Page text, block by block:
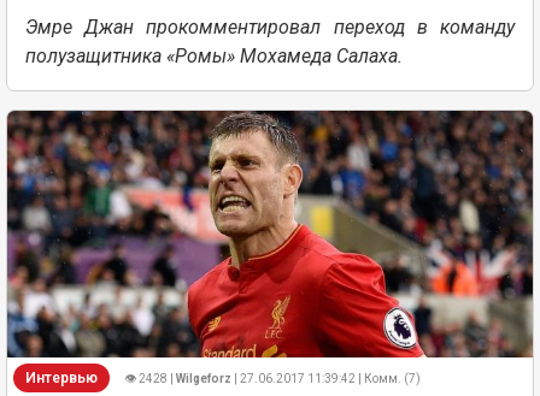
Эмре Джан прокомментировал переход в команду
полузащитника «Ромы» Мохамеда Салаха.
Интервью 👁 2428 | Wilgeforz | 27.06.2017 11:39:42 | Комм. (7)